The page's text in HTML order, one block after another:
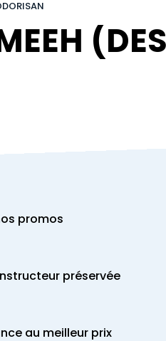
promos
préservée
au meilleur prix